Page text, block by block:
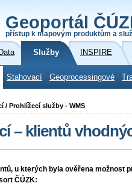
Geoportál
přístup k mapovým produktům a
Data Služby INSPIRE
Stahovací Geoprocessingové
/ Prohlížecí služby - WMS
– klientů
u kterých byla ověřena možnost
ČÚZK: